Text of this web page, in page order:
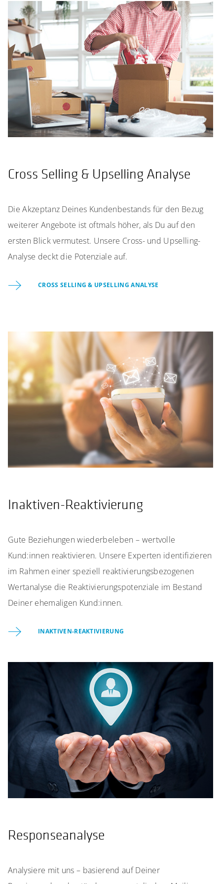
Cross Selling & Upselling Analyse
Die Akzeptanz Deines Kundenbestands für den Bezug
weiterer Angebote ist oftmals höher, als Du auf den
ersten Blick vermutest. Unsere Cross- und Upselling-
Analyse deckt die Potenziale auf.
CROSS SELLING & UPSELLING ANALYSE
Inaktiven-Reaktivierung
Gute Beziehungen wiederbeleben – wertvolle
Kund:innen reaktivieren. Unsere Experten identifizieren
im Rahmen einer speziell reaktivierungsbezogenen
Wertanalyse die Reaktivierungspotenziale im Bestand
Deiner ehemaligen Kund:innen.
INAKTIVEN-REAKTIVIERUNG
Responseanalyse
Analysiere mit uns – basierend auf Deiner